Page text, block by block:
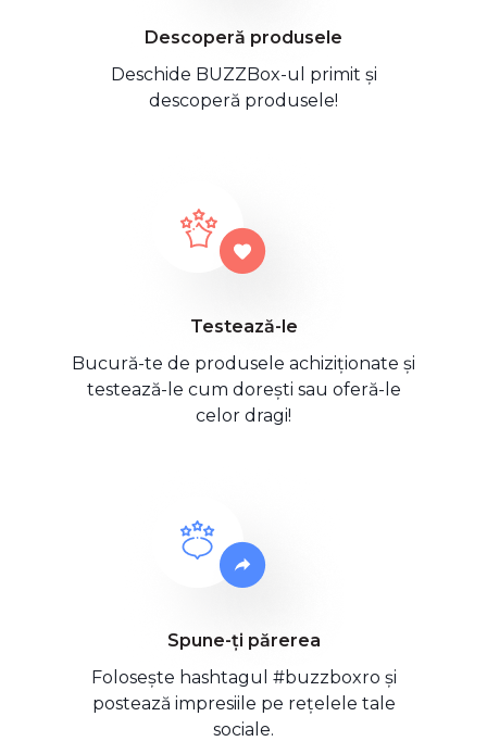
Descoperă produsele
Deschide BUZZBox-ul primit și
descoperă produsele!
Testează-le
Bucură-te de produsele achiziționate și
testează-le cum dorești sau oferă-le
celor dragi!
Spune-ți părerea
Folosește hashtagul #buzzboxro și
postează impresiile pe rețelele tale
sociale.